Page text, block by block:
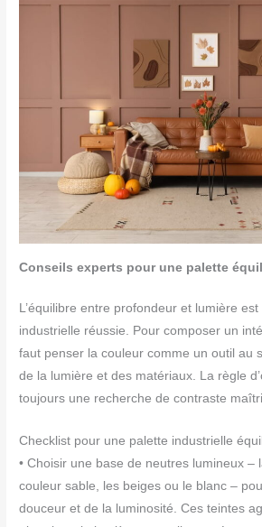
Conseils experts pour une palette
L’équilibre entre profondeur et lumière
industrielle réussie. Pour composer un
faut penser la couleur comme un outil au
de la lumière et des matériaux. La règle
toujours une recherche de contraste
Checklist pour une palette industrielle
• Choisir une base de neutres lumineux –
couleur sable, les beiges ou le blanc –
douceur et de la luminosité. Ces teintes